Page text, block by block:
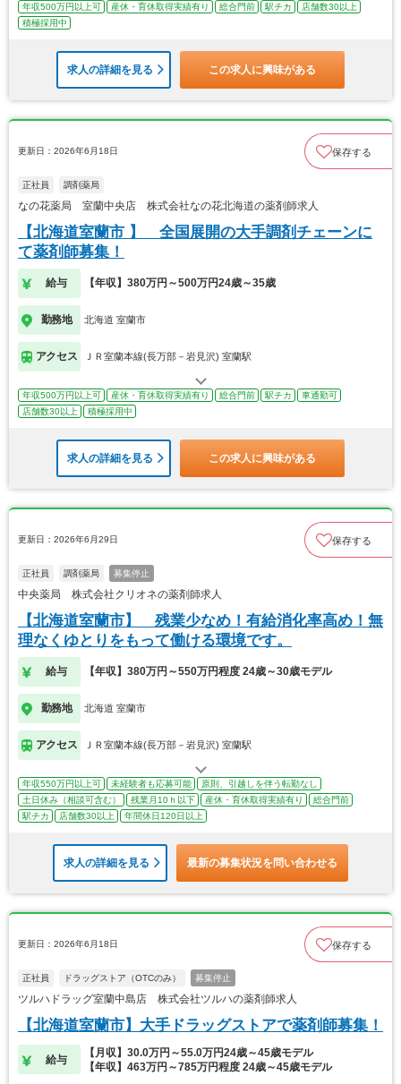
年収500万円以上可 産休・育休取得実績有り 総合門前 駅チカ
店舗数30以上
積極採用中
求人の詳細を見る この求人に興味がある
更新日：2026年6月18日 保存する
正社員 調剤薬局
なの花薬局 室蘭中央店 株式会社なの花北海道の薬剤師求人
【北海道室蘭市 】 全国展開の大手調剤チェーンに
て薬剤師募集！
給与 【年収】380万円～500万円24歳～35歳
勤務地 北海道 室蘭市
アクセス ＪＲ室蘭本線(長万部－岩見沢) 室蘭駅
年収500万円以上可 産休・育休取得実績有り 総合門前 駅チカ
車通勤可
店舗数30以上
積極採用中
求人の詳細を見る この求人に興味がある
更新日：2026年6月29日 保存する
正社員 調剤薬局 募集停止
中央薬局 株式会社クリオネの薬剤師求人
【北海道室蘭市】 残業少なめ！有給消化率高め！無
理なくゆとりをもって働ける環境です。
給与 【年収】380万円～550万円程度 24歳～30歳モデル
勤務地 北海道 室蘭市
アクセス ＪＲ室蘭本線(長万部－岩見沢) 室蘭駅
年収550万円以上可 未経験者も応募可能
原則、引越しを伴う転勤なし
土日休み（相談可含む）
残業月10ｈ以下 産休・育休取得実績有り
総合門前
駅チカ
店舗数30以上 年間休日120日以上
求人の詳細を見る 最新の募集状況を問い合わせる
更新日：2026年6月18日 保存する
正社員 ドラッグストア（OTCのみ） 募集停止
ツルハドラッグ室蘭中島店 株式会社ツルハの薬剤師求人
【北海道室蘭市】大手ドラッグストアで薬剤師募集！
給与
【月収】30.0万円～55.0万円24歳～45歳モデル
【年収】463万円～785万円程度 24歳～45歳モデル